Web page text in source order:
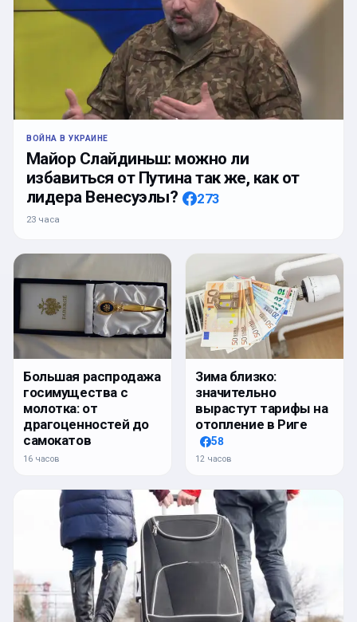
ВОЙНА В УКРАИНЕ
Майор Слайдиньш: можно ли
избавиться от Путина так же, как от
лидера Венесуэлы?
273
23 часа
Большая распродажа
госимущества с
молотка: от
драгоценностей до
самокатов
16 часов
Зима близко:
значительно
вырастут тарифы на
отопление в Риге
58
12 часов